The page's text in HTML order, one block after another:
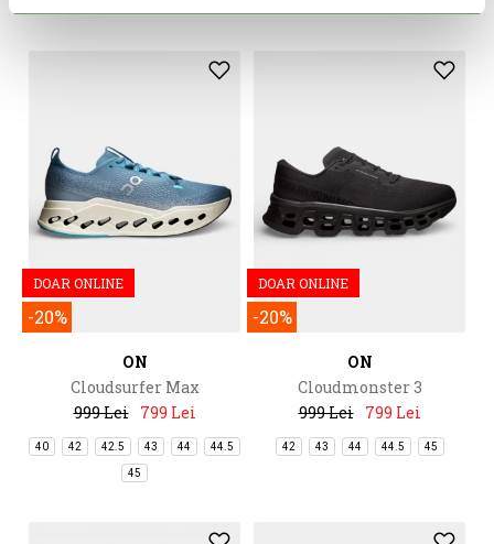
DOAR ONLINE
-20%
ON
Cloudsurfer Max
999 Lei
799 Lei
40 42 42.5 43 44 44.5
45
DOAR ONLINE
-20%
ON
Cloudmonster 3
999 Lei
799 Lei
42 43 44 44.5 45